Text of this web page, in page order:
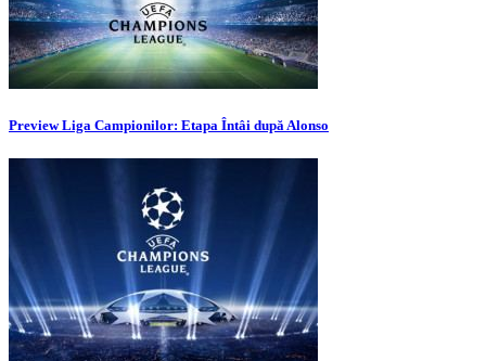
Preview Liga Campionilor: Etapa Întâi după Alonso